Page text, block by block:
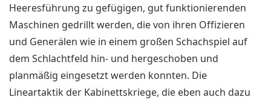
Heeresführung zu gefügigen, gut funktionierenden
Maschinen gedrillt werden, die von ihren Offizieren
und Generälen wie in einem großen Schachspiel auf
dem Schlachtfeld hin- und hergeschoben und
planmäßig eingesetzt werden konnten. Die
Lineartaktik der Kabinettskriege, die eben auch dazu